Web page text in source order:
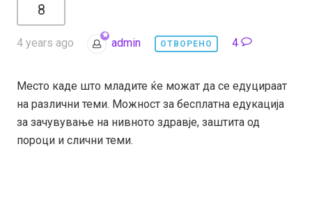
8
4 years ago admin ОТВОРЕНО 4
Место каде што младите ќе можат да се едуцираат
на различни теми. Можност за бесплатна едукација
за зачувување на нивното здравје, заштита од
пороци и слични теми.